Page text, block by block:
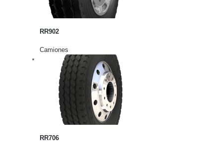
RR902
Camiones
RR706